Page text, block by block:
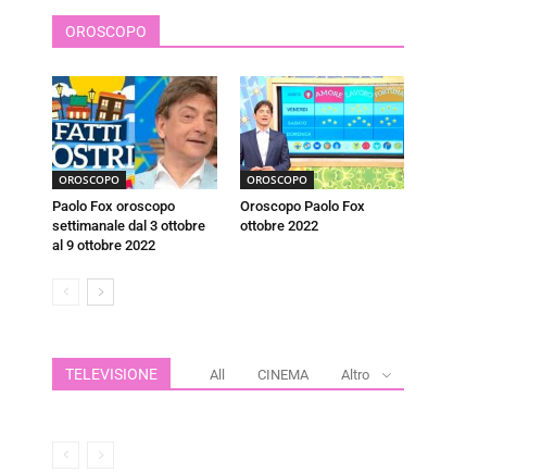
OROSCOPO
OROSCOPO
Paolo Fox oroscopo
settimanale dal 3 ottobre
al 9 ottobre 2022
OROSCOPO
Oroscopo Paolo Fox
ottobre 2022
TELEVISIONE All CINEMA Altro